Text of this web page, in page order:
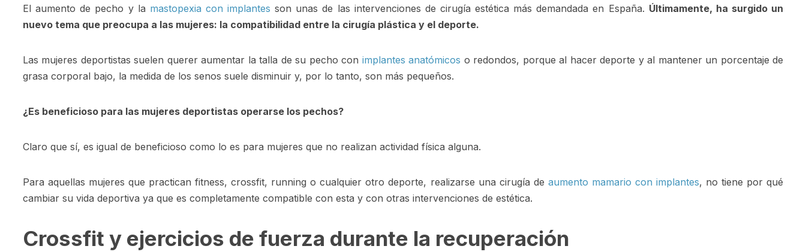
El aumento de pecho y la mastopexia con implantes son unas de las intervenciones de cirugía estética más demandada en España. Últimamente, ha surgido un
nuevo tema que preocupa a las mujeres: la compatibilidad entre la cirugía plástica y el deporte.
Las mujeres deportistas suelen querer aumentar la talla de su pecho con implantes anatómicos o redondos, porque al hacer deporte y al mantener un porcentaje de
grasa corporal bajo, la medida de los senos suele disminuir y, por lo tanto, son más pequeños.
¿Es beneficioso para las mujeres deportistas operarse los pechos?
Claro que sí, es igual de beneficioso como lo es para mujeres que no realizan actividad física alguna.
Para aquellas mujeres que practican fitness, crossfit, running o cualquier otro deporte, realizarse una cirugía de aumento mamario con implantes, no tiene por qué
cambiar su vida deportiva ya que es completamente compatible con esta y con otras intervenciones de estética.
Crossfit y ejercicios de fuerza durante la recuperación